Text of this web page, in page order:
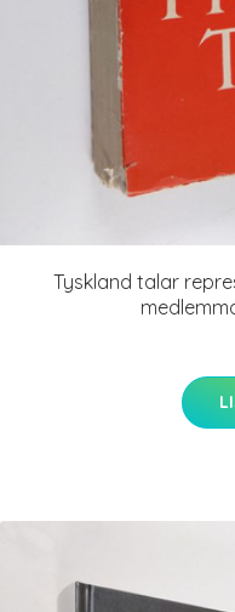
Tyskland talar